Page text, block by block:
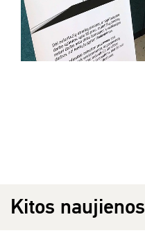
Kitos naujienos